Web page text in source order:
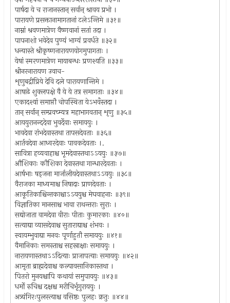
पार्षदा ये च राजानस्तान् सर्वान् श्रावय प्रभो ।
पारायणे प्रसक्तानामागतानां टलेऽन्तिमे ॥३१॥
नाम्नां श्रवणमात्रेण वैष्णवानां सतां तदा ।
पापनाशो भवेदेव पुण्यं भाग्यं प्रवर्धते ॥३२॥
धन्यास्ते श्रीकृष्णनारायणयोगमुपागताः ।
येषां स्मरणमात्रेण मायाबन्धः प्रणश्यति ॥३३॥
श्रीनरनारायण उवाच-
शृणुबद्रीप्रिये देवि दले पारायणान्तिमे ।
आषाढे शुक्लपक्षे वै ये ये तत्र समागताः ॥३४॥
एकादश्यां समाप्तौ चोपस्थिता येऽभवँस्तदा ।
तान् सर्वान् सम्प्रवच्म्यत्र महाभागवतान् शृणु ॥३५॥
आययुरानन्ददेवा भुवर्देवाः समाययुः ।
भावदेवा रांभदेवास्तथा तापसदेवताः ॥३६॥
आर्तवदेवा आध्वरदेवाः पावकदेवताः ।.
सावित्रा हव्यवाहाश्च भूमदेवास्तथाऽऽययुः ॥३७॥
औशिकाः कौशिका देवास्तथा गान्धारदेवताः ।
आर्षभाः षड्जना मार्जालीयदेवास्तथाऽऽययुः ॥३८॥
वैराजका माध्यमाश्च निषादाः प्राणदेवताः ।
आकूतिकाश्चिन्तकाश्चाऽऽययुश्च मेघवाहनाः ॥३९॥
विज्ञातिका मानसाश्च भावा राथन्तराः सुराः ।
सद्योजाता वामदेवा वीराः पीताः कुमारकाः ॥४०॥
सत्याद्या व्यासदेवाश्च सुताराद्याश्च शंभवः ।
स्वायम्भुवाद्या मनवः पूर्णाहुतौ समाययुः ॥४१॥
वैमानिकाः समस्ताश्च सहस्राक्षाः समाययुः ।
नारायणास्तथाऽऽदित्याः प्राजापत्याः समाययुः ॥४२॥
आमृता ब्राह्मदेवाश्च कल्पावसानिकास्तथा ।
पितरो मुनयश्चापि कथायां समुपाययुः ॥४३॥
धर्मो रुचिश्च दक्षश्च मरीचिर्भृगुराययुः ।
अत्र्यंगिरःपुलस्त्याश्च वसिष्ठः पुलहः क्रतुः ॥४४॥